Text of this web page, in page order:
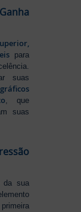
para
suas
, que
suas
da sua